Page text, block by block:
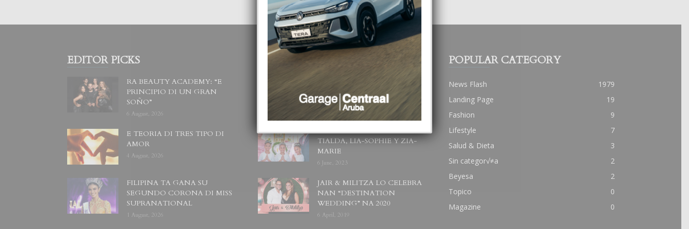
EDITOR PICKS
RA BEAUTY ACADEMY: “E
PRINCIPIO DI UN GRAN
SOÑO”
6 August, 2026
E TEORIA DI TRES TIPO DI
AMOR
4 August, 2026
FILIPINA TA GANA SU
SEGUNDO CORONA DI MISS
SUPRANATIONAL
1 August, 2026
POPULAR POSTS
BODA MANSUR
3 December, 2019
UN DIA INOLVIDABEL PA
TIALDA, LIA-SOPHIE Y ZIA-
MARIE
6 June, 2023
JAIR & MILITZA LO CELEBRA
NAN “DESTINATION
WEDDING” NA 2020
6 April, 2019
POPULAR CATEGORY
News Flash
1979
Landing Page
19
Fashion
9
Lifestyle
7
Salud & Dieta
3
Sin categor√≠a
2
Beyesa
2
Topico
0
Magazine
0